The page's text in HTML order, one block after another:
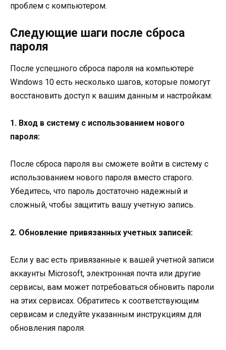
проблем с компьютером.
Следующие шаги после сброса
пароля
После успешного сброса пароля на компьютере
Windows 10 есть несколько шагов, которые помогут
восстановить доступ к вашим данным и настройкам:
1. Вход в систему с использованием нового
пароля:
После сброса пароля вы сможете войти в систему с
использованием нового пароля вместо старого.
Убедитесь, что пароль достаточно надежный и
сложный, чтобы защитить вашу учетную запись.
2. Обновление привязанных учетных записей:
Если у вас есть привязанные к вашей учетной записи
аккаунты Microsoft, электронная почта или другие
сервисы, вам может потребоваться обновить пароли
на этих сервисах. Обратитесь к соответствующим
сервисам и следуйте указанным инструкциям для
обновления пароля.